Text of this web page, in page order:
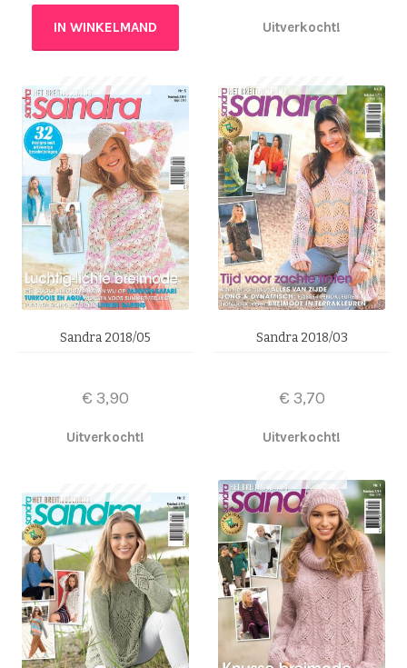
IN WINKELMAND Uitverkocht!
Sandra 2018/05
€ 3,90
Uitverkocht!
Sandra 2018/03
€ 3,70
Uitverkocht!